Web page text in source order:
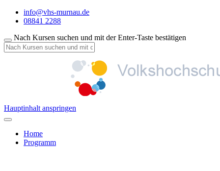
info@vhs-murnau.de
08841 2288
Nach Kursen suchen und mit der Enter-Taste bestätigen
Hauptinhalt anspringen
Home
Programm